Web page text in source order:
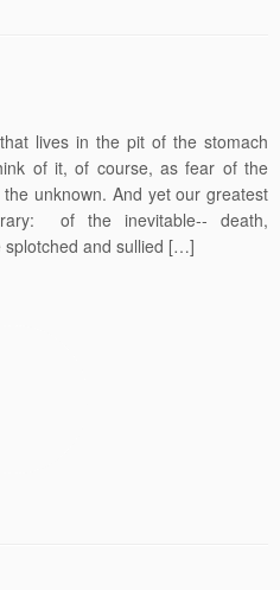
lives in the pit of the stomach
of it, of course, as fear of the
unknown. And yet our greatest
of the inevitable‑‑ death,
splotched and sullied […]